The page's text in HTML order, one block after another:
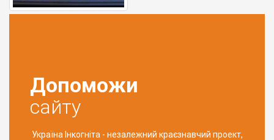
Допоможи
сайту
Україна Інкогніта - незалежний краєзнавчий проект,